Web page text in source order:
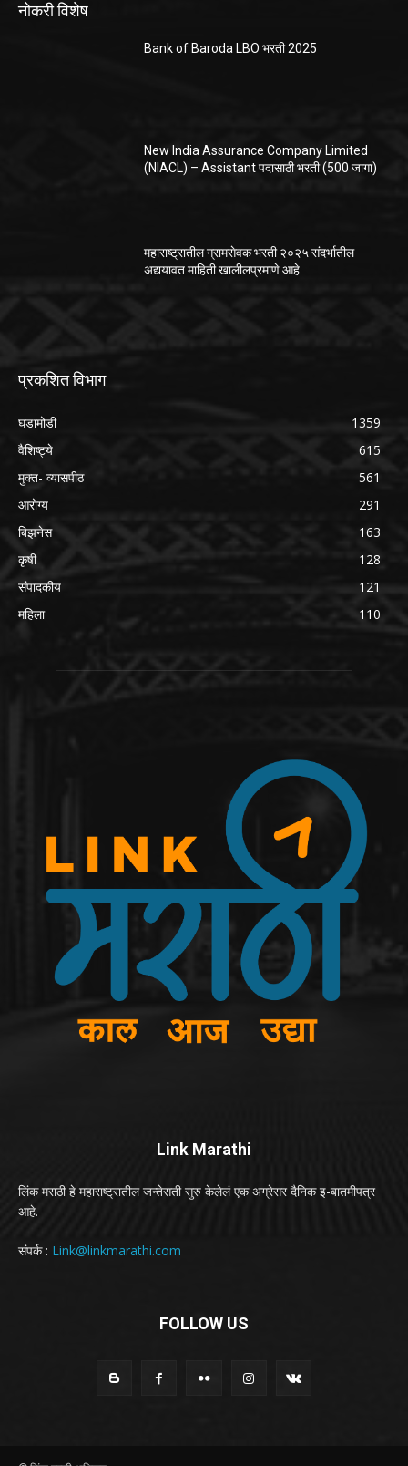
नोकरी विशेष
Bank of Baroda LBO भरती 2025
New India Assurance Company Limited
(NIACL) – Assistant पदासाठी भरती (500 जागा)
महाराष्ट्रातील ग्रामसेवक भरती २०२५ संदर्भातील
अद्ययावत माहिती खालीलप्रमाणे आहे
प्रकशित विभाग
घडामोडी
1359
वैशिष्ट्ये
615
मुक्त- व्यासपीठ
561
आरोग्य
291
बिझनेस
163
कृषी
128
संपादकीय
121
महिला
110
Link Marathi
लिंक मराठी हे महाराष्ट्रातील जन्तेसती सुरु केलेलं एक अग्रेसर दैनिक इ-बातमीपत्र
आहे.
संपर्क : Link@linkmarathi.com
FOLLOW US